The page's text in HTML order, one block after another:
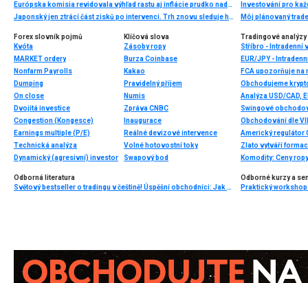
Európska komisia revidovala výhľad rastu aj inflácie prudko nadol. Euro ostáva pod tlakom.
Japonský jen ztrácí část zisků po intervenci. Trh znovu sleduje hranici 158 USD/JPY 💴
Investování pro
Môj plánovaný
Forex slovník pojmů
Kvóta
MARKET ordery
Nonfarm Payrolls
Dumping
On close
Dvojitá investice
Congestion (Kongesce)
Earnings multiple (P/E)
Technická analýza
Dynamický (agresivní) investor
Klíčová slova
Zásoby ropy
Burza Coinbase
Kakao
Pravidelný příjem
Numis
Zpráva CNBC
Inaugurace
Reálné devizové intervence
Volné hotovostní toky
Swapový bod
Tradingové analýzy
Stříbro - Intradenní
EUR/JPY -
FCA upozorňuje
Analýza USD/CAD,
Swingové
Obchodování dle
Americký regulátor
Zlato vytváří
Komodity: Ceny
Odborná literatura
Světový bestseller o tradingu v češtině! Úspěšní obchodníci: Jak běžní lidé porážejí Wall Street v jeho vlastní hře
Odborné kurzy a